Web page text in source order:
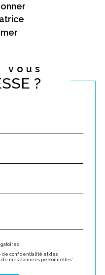
vous
?
de confidentialité et des
mes données personnelles*